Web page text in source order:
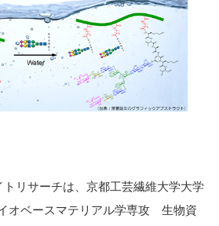
リサーチは、京都工芸繊維大学大学
オベースマテリアル学専攻 生物資